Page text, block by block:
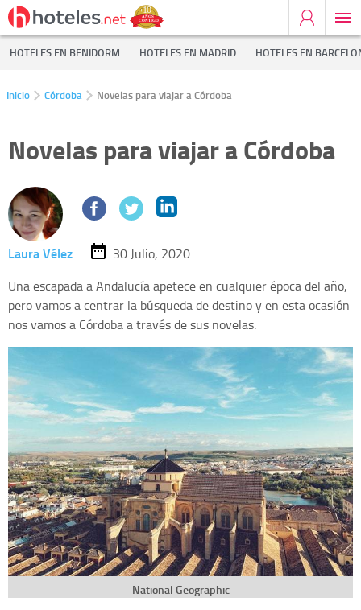
HOTELES EN BENIDORM HOTELES EN MADRID HOTELES EN
Inicio Córdoba Novelas para viajar a Córdoba
Novelas para viajar a Córdoba
Laura Vélez
30 Julio, 2020
Una escapada a Andalucía apetece en cualquier época del año,
pero vamos a centrar la búsqueda de destino y en esta ocasión
nos vamos a Córdoba a través de sus novelas.
National Geographic